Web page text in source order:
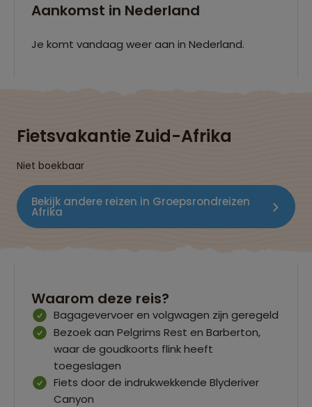
Aankomst in Nederland
Je komt vandaag weer aan in Nederland.
Fietsvakantie Zuid-Afrika
Niet boekbaar
Bekijk andere reizen in Groepsrondreizen
Afrika
Waarom deze reis?
Bagagevervoer en volgwagen zijn geregeld
Bezoek aan Pelgrims Rest en Barberton,
waar de goudkoorts flink heeft
toegeslagen
Fiets door de indrukwekkende Blyderiver
Canyon